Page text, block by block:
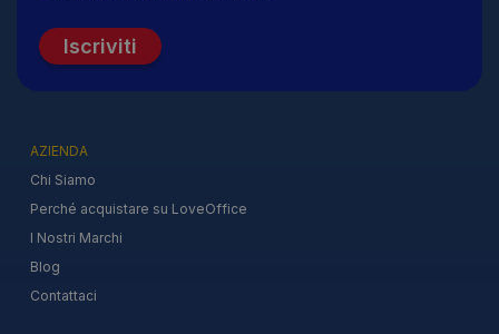
Iscriviti
AZIENDA
Chi Siamo
Perché acquistare su LoveOffice
I Nostri Marchi
Blog
Contattaci